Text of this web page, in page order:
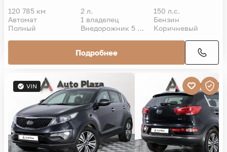
Подробнее
Kia Sportage
2014 г. Luxe
919 000 ₽ 1 069 000 ₽ 11 591 ₽/мес. без взноса
120 785 км 2 л.
150 л.с.
Автомат
1 владелец
Бензин
Полный
Внедорожник 5 дв. Коричневый